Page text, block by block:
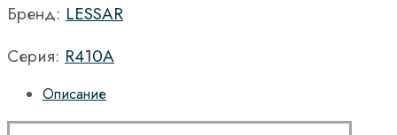
Бренд: LESSAR
Серия: R410A
Описание